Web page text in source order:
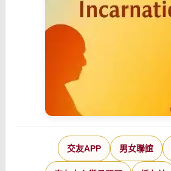
交友APP 男女聯誼